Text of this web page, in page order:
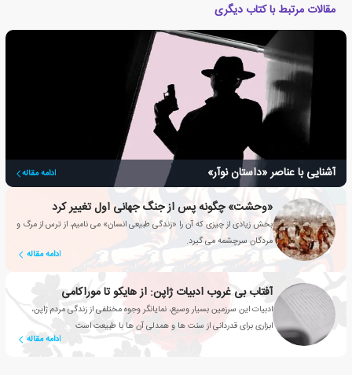
مقالات مرتبط با کتاب دیگری
آشنایی با عناصر «داستان نوآر» ادامه مقاله
«وحشت» چگونه پس از جنگ جهانی اول تغییر کرد
بخش زیادی از چیزی که آن را «زندگی طبیعی انسان» می نامیم، از ترس از مرگ و
مردگان سرچشمه می گیرد.
ادامه مقاله
آفتاب بی غروب ادبیات ژاپن: از هایکو تا موراکامی
ادبیات این سرزمین بسیار وسیع، نمایانگر وجوه مختلفی از زندگی مردم ژاپن،
ابزاری برای قدردانی از سنت ها و همدلی آن ها با طبیعت است
ادامه مقاله